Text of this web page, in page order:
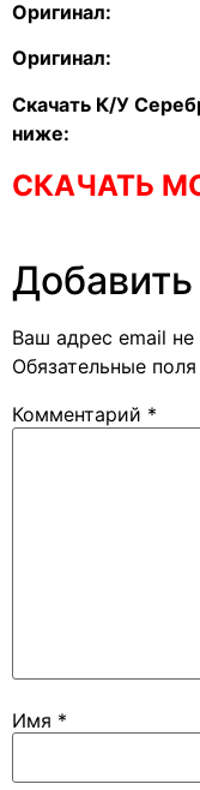
Оригинал:
Оригинал:
Скачать К/У
ниже:
СКАЧАТЬ
Ваш адрес email не
Обязательные
Комментарий *
Имя *